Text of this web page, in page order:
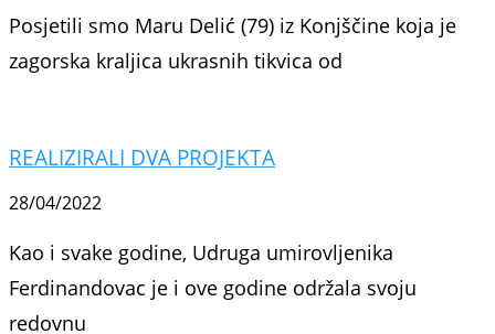
Posjetili smo Maru Delić (79) iz Konjščine koja je
zagorska kraljica ukrasnih tikvica od
REALIZIRALI DVA PROJEKTA
28/04/2022
Kao i svake godine, Udruga umirovljenika
Ferdinandovac je i ove godine održala svoju
redovnu